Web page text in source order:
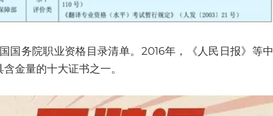
国务院职业资格目录清单。2016年，《人民日报》等中
金量的十大证书之一。